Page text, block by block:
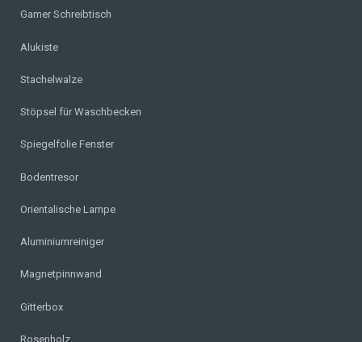
Gamer Schreibtisch
Alukiste
Stachelwalze
Stöpsel für Waschbecken
Spiegelfolie Fenster
Bodentresor
Orientalische Lampe
Aluminiumreiniger
Magnetpinnwand
Gitterbox
Rosenholz